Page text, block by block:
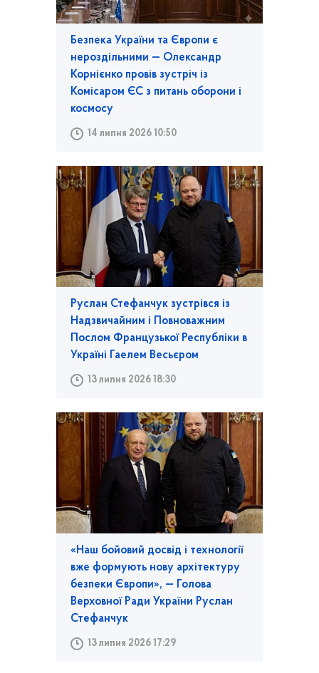
Безпека України та Європи є
нероздільними — Олександр
Корнієнко провів зустріч із
Комісаром ЄС з питань оборони і
космосу
14 липня 2026 10:50
Руслан Стефанчук зустрівся із
Надзвичайним і Повноважним
Послом Французької Республіки в
Україні Гаелем Весьєром
13 липня 2026 18:30
«Наш бойовий досвід і технології
вже формують нову архітектуру
безпеки Європи», — Голова
Верховної Ради України Руслан
Стефанчук
13 липня 2026 17:29